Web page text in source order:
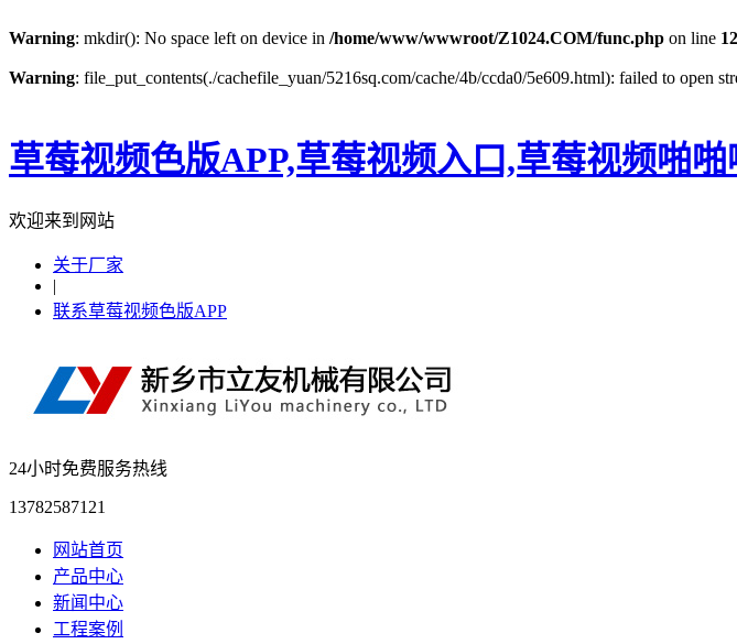
Warning: mkdir(): No space left on device in /home/www/wwwroot/Z1024.COM/func.php on line
Warning: file_put_contents(./cachefile_yuan/5216sq.com/cache/4b/ccda0/5e609.html): failed to open
草莓视频色版APP,草莓视频入口,草莓视频啪
欢迎来到网站
关于厂家
|
联系草莓视频色版APP
24小时免费服务热线
13782587121
网站首页
产品中心
新闻中心
工程案例